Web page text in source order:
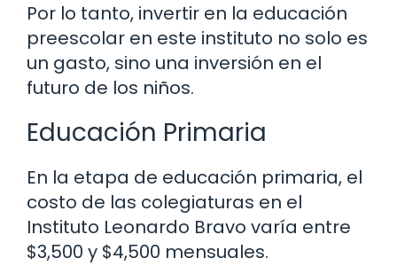
Por lo tanto, invertir en la educación
preescolar en este instituto no solo es
un gasto, sino una inversión en el
futuro de los niños.
Educación Primaria
En la etapa de educación primaria, el
costo de las colegiaturas en el
Instituto Leonardo Bravo varía entre
$3,500 y $4,500 mensuales.